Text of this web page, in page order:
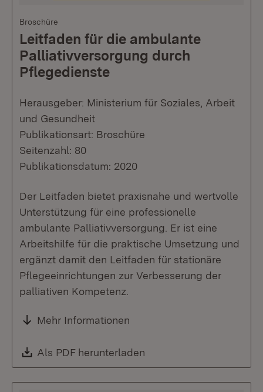
Broschüre
Leitfaden für die ambulante
Palliativversorgung durch
Pflegedienste
Herausgeber: Ministerium für Soziales, Arbeit
und Gesundheit
Publikationsart: Broschüre
Seitenzahl: 80
Publikationsdatum: 2020
Der Leitfaden bietet praxisnahe und wertvolle
Unterstützung für eine professionelle
ambulante Palliativversorgung. Er ist eine
Arbeitshilfe für die praktische Umsetzung und
ergänzt damit den Leitfaden für stationäre
Pflegeeinrichtungen zur Verbesserung der
palliativen Kompetenz.
Mehr Informationen
Download:
Als PDF herunterladen